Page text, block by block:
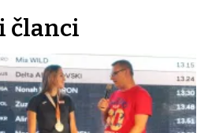
članci